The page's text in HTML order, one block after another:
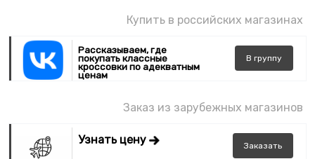
Купить в российских магазинах
Рассказываем, где
покупать классные
кроссовки по адекватным
ценам
В группу
Заказ из зарубежных магазинов
Узнать цену Заказать